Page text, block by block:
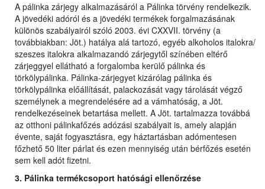
A pálinka zárjegy alkalmazásáról a Pálinka törvény rendelkezik.
A jövedéki adóról és a jövedéki termékek forgalmazásának
különös szabályairól szóló 2003. évi CXXVII. törvény (a
továbbiakban: Jöt.) hatálya alá tartozó, egyéb alkoholos italokra/
szeszes italokra alkalmazandó zárjegytől színében eltérő
zárjeggyel ellátható a forgalomba kerülő pálinka és
törkölypálinka. Pálinka-zárjegyet kizárólag pálinka és
törkölypálinka előállítását, palackozását vagy tárolását végző
személynek a megrendelésére ad a vámhatóság, a Jöt.
rendelkezéseinek betartása mellett. A Jöt. tartalmazza továbbá
az otthoni pálinkafőzés adózási szabályait is, amely alapján
évente, saját fogyasztásra, egy háztartásban adómentesen
főzhető 50 liter párlat és ezen mennyiség után bérfőzés esetén
sem kell adót fizetni.
3. Pálinka termékcsoport hatósági ellenőrzése